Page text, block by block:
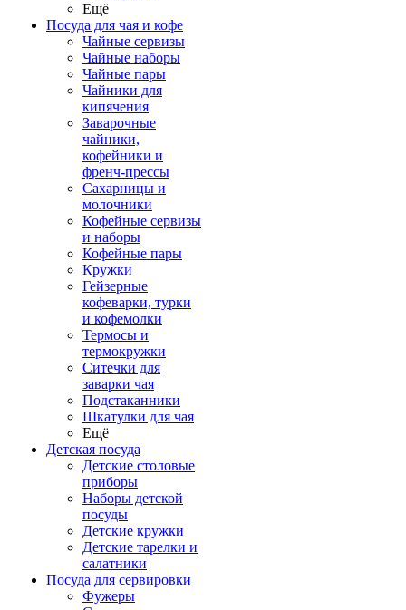
Ещё
Посуда для чая и кофе
Чайные сервизы
Чайные наборы
Чайные пары
Чайники для
кипячения
Заварочные
чайники,
кофейники и
френч-прессы
Сахарницы и
молочники
Кофейные сервизы
и наборы
Кофейные пары
Кружки
Гейзерные
кофеварки, турки
и кофемолки
Термосы и
термокружки
Ситечки для
заварки чая
Подстаканники
Шкатулки для чая
Ещё
Детская посуда
Детские столовые
приборы
Наборы детской
посуды
Детские кружки
Детские тарелки и
салатники
Посуда для сервировки
Фужеры